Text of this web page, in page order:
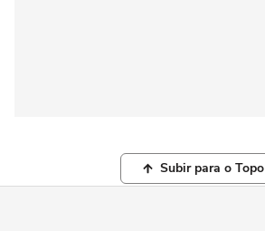
Subir para o Topo